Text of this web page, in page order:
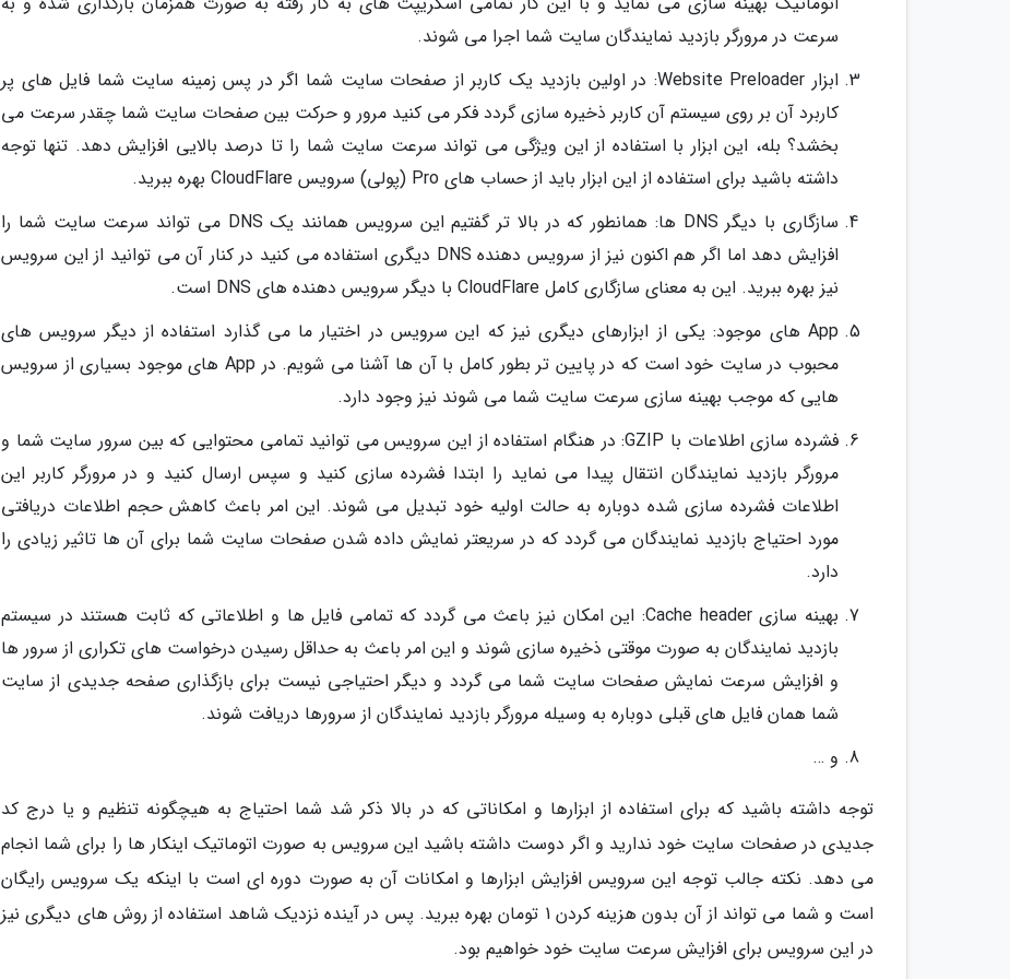
سرعت در مرورگر بازدید نمایندگان سایت شما اجرا می شوند.
ابزار Website Preloader: در اولین بازدید یک کاربر از صفحات سایت شما اگر در پس زمینه سایت شما فایل های پر
کاربرد آن بر روی سیستم آن کاربر ذخیره سازی گردد فکر می کنید مرور و حرکت بین صفحات سایت شما چقدر سرعت می
بخشد؟ بله، این ابزار با استفاده از این ویژگی می تواند سرعت سایت شما را تا درصد بالایی افزایش دهد. تنها توجه
داشته باشید برای استفاده از این ابزار باید از حساب های Pro (پولی) سرویس CloudFlare بهره ببرید.
سازگاری با دیگر DNS ها: همانطور که در بالا تر گفتیم این سرویس همانند یک DNS می تواند سرعت سایت شما را
افزایش دهد اما اگر هم اکنون نیز از سرویس دهنده DNS دیگری استفاده می کنید در کنار آن می توانید از این سرویس
نیز بهره ببرید. این به معنای سازگاری کامل CloudFlare با دیگر سرویس دهنده های DNS است.
App های موجود: یکی از ابزارهای دیگری نیز که این سرویس در اختیار ما می گذارد استفاده از دیگر سرویس های
محبوب در سایت خود است که در پایین تر بطور کامل با آن ها آشنا می شویم. در App های موجود بسیاری از سرویس
هایی که موجب بهینه سازی سرعت سایت شما می شوند نیز وجود دارد.
فشرده سازی اطلاعات با GZIP: در هنگام استفاده از این سرویس می توانید تمامی محتوایی که بین سرور سایت شما و
مرورگر بازدید نمایندگان انتقال پیدا می نماید را ابتدا فشرده سازی کنید و سپس ارسال کنید و در مرورگر کاربر این
اطلاعات فشرده سازی شده دوباره به حالت اولیه خود تبدیل می شوند. این امر باعث کاهش حجم اطلاعات دریافتی
مورد احتیاج بازدید نمایندگان می گردد که در سریعتر نمایش داده شدن صفحات سایت شما برای آن ها تاثیر زیادی را
دارد.
بهینه سازی Cache header: این امکان نیز باعث می گردد که تمامی فایل ها و اطلاعاتی که ثابت هستند در سیستم
بازدید نمایندگان به صورت موقتی ذخیره سازی شوند و این امر باعث به حداقل رسیدن درخواست های تکراری از سرور ها
و افزایش سرعت نمایش صفحات سایت شما می گردد و دیگر احتیاجی نیست برای بازگذاری صفحه جدیدی از سایت
شما همان فایل های قبلی دوباره به وسیله مرورگر بازدید نمایندگان از سرورها دریافت شوند.
و …
توجه داشته باشید که برای استفاده از ابزارها و امکاناتی که در بالا ذکر شد شما احتیاج به هیچگونه تنظیم و یا درج کد
جدیدی در صفحات سایت خود ندارید و اگر دوست داشته باشید این سرویس به صورت اتوماتیک اینکار ها را برای شما انجام
می دهد. نکته جالب توجه این سرویس افزایش ابزارها و امکانات آن به صورت دوره ای است با اینکه یک سرویس رایگان
است و شما می تواند از آن بدون هزینه کردن 1 تومان بهره ببرید. پس در آینده نزدیک شاهد استفاده از روش های دیگری نیز
در این سرویس برای افزایش سرعت سایت خود خواهیم بود.